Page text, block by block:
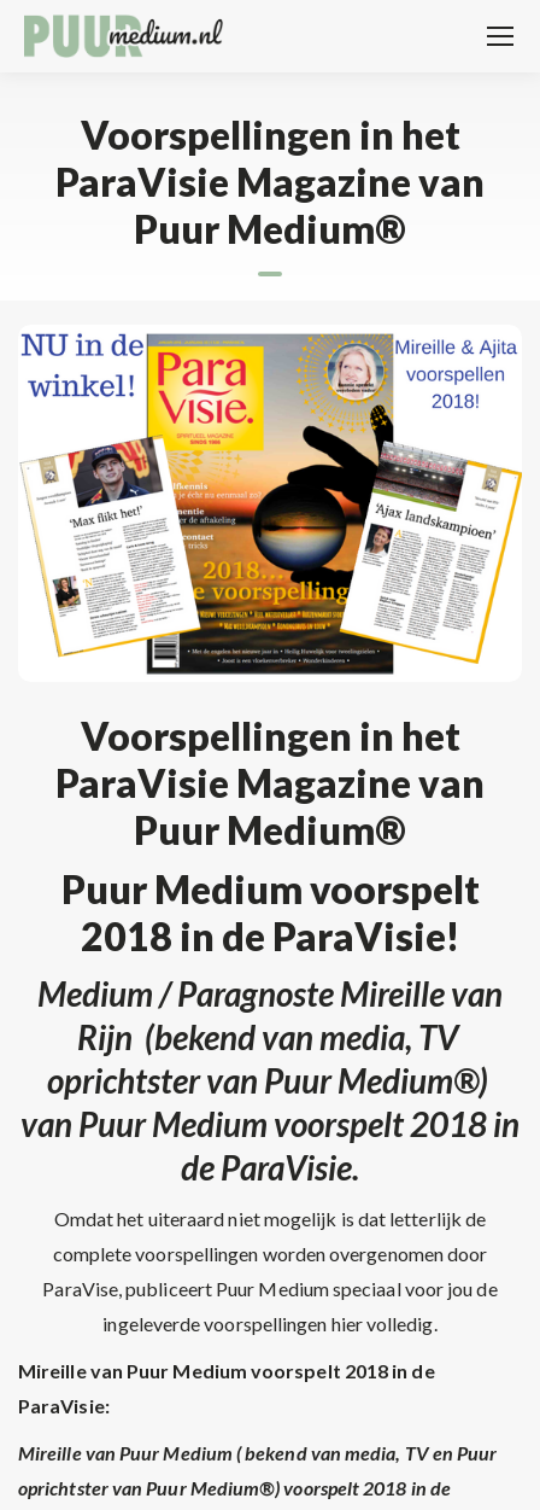
Voorspellingen in het
ParaVisie Magazine van
Puur Medium®
Voorspellingen in het
ParaVisie Magazine van
Puur Medium®
Puur Medium voorspelt
2018 in de ParaVisie!
Medium / Paragnoste Mireille van
Rijn (bekend van media, TV
oprichtster van Puur Medium®)
van Puur Medium voorspelt 2018 in
de ParaVisie.
Omdat het uiteraard niet mogelijk is dat letterlijk de
complete voorspellingen worden overgenomen door
ParaVise, publiceert Puur Medium speciaal voor jou de
ingeleverde voorspellingen hier volledig.
Mireille van Puur Medium voorspelt 2018 in de
ParaVisie:
Mireille van Puur Medium ( bekend van media, TV en Puur
oprichtster van Puur Medium®) voorspelt 2018 in de